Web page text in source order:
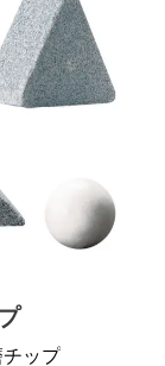
ップ